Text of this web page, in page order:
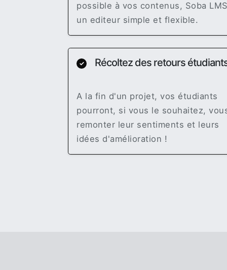
possible à vos contenus, Soba
un editeur simple et flexible.
✓ Récoltez des retours
A la fin d'un projet, vos étudiants
pourront, si vous le souhaitez,
remonter leur sentiments et leurs
idées d'amélioration !